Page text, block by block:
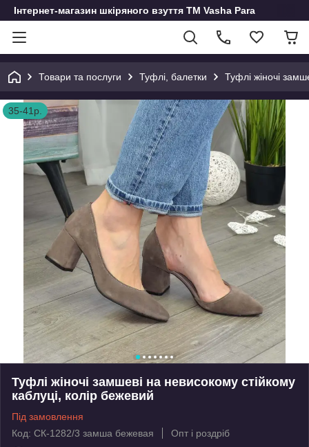
Інтернет-магазин шкіряного взуття ТМ Vasha Para
Товари та послуги Туфлі, балетки Туфлі жіночі
35-41р.
Туфлі жіночі замшеві на невисокому стійкому
каблуці, колір бежевий
Під замовлення
Код: СК-1282/3 замша бежевая
Опт і роздріб